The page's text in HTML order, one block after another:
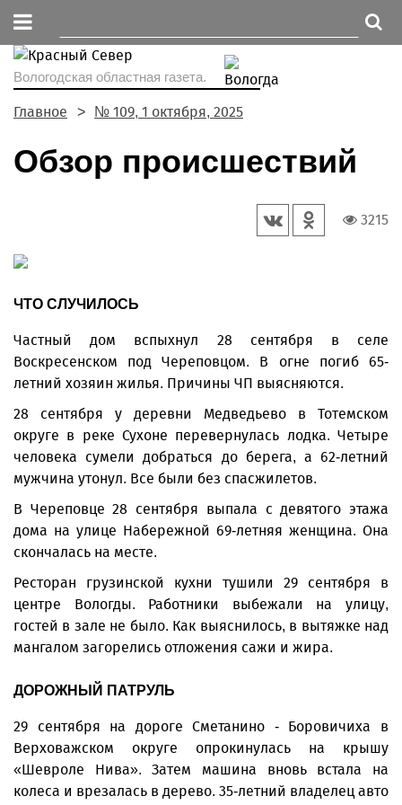
Вологодская областная газета.
Главное № 109, 1 октября, 2025
Обзор происшествий
3215
ЧТО СЛУЧИЛОСЬ
Частный дом вспыхнул 28 сентября в селе
Воскресенском под Череповцом. В огне погиб 65-
летний хозяин жилья. Причины ЧП выясняются.
28 сентября у деревни Медведьево в Тотемском
округе в реке Сухоне перевернулась лодка. Четыре
человека сумели добраться до берега, а 62-летний
мужчина утонул. Все были без спасжилетов.
В Череповце 28 сентября выпала с девятого этажа
дома на улице Набережной 69-летняя женщина. Она
скончалась на месте.
Ресторан грузинской кухни тушили 29 сентября в
центре Вологды. Работники выбежали на улицу,
гостей в зале не было. Как выяснилось, в вытяжке над
мангалом загорелись отложения сажи и жира.
ДОРОЖНЫЙ ПАТРУЛЬ
29 сентября на дороге Сметанино - Боровичиха в
Верховажском округе опрокинулась на крышу
«Шевроле Нива». Затем машина вновь встала на
колеса и врезалась в дерево. 35-летний владелец авто